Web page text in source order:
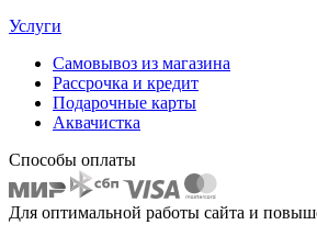
Услуги
Самовывоз из магазина
Рассрочка и кредит
Подарочные карты
Аквачистка
Способы оплаты
Для оптимальной работы сайта и